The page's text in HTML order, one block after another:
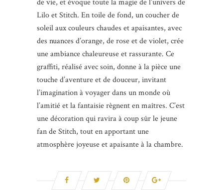
de vie, et évoque toute la magie de l’univers de
Lilo et Stitch. En toile de fond, un coucher de
soleil aux couleurs chaudes et apaisantes, avec
des nuances d’orange, de rose et de violet, crée
une ambiance chaleureuse et rassurante. Ce
graffiti, réalisé avec soin, donne à la pièce une
touche d’aventure et de douceur, invitant
l’imagination à voyager dans un monde où
l’amitié et la fantaisie règnent en maîtres. C’est
une décoration qui ravira à coup sûr le jeune
fan de Stitch, tout en apportant une
atmosphère joyeuse et apaisante à la chambre.